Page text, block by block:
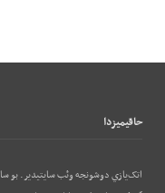
حاقيميزدا
اتک‌يازي دوشونجه وئب‌ سايتيدير. بو